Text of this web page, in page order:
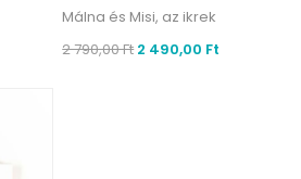
Málna és Misi, az ikrek
2 790,00 Ft2 490,00 Ft